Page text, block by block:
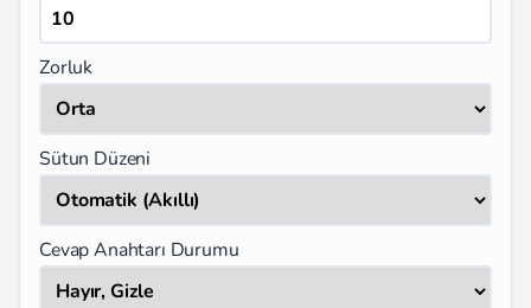
Zorluk
Sütun Düzeni
Cevap Anahtarı Durumu